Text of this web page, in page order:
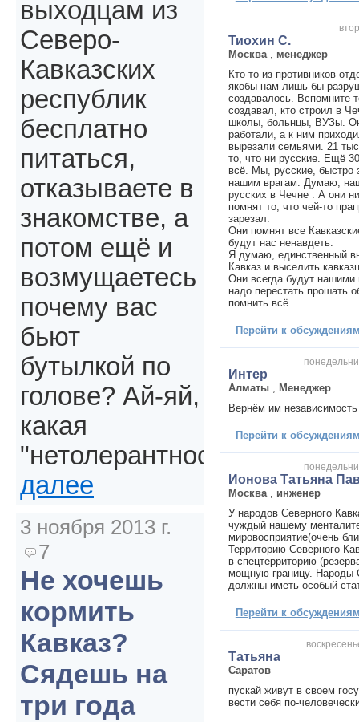
Тиохин С.
Москва
менеджер
Кто-то из противников
якобы нам лишь бы
создавалось. Вспомните
создавал, кто строил в
школы, больнцы, ВУЗы.
работали, а к ним
вырезали семьями. 21
то, что ни русские. Ещё
всё. Мы, русские,
нашим врагам. Думаю,
русских в Чечне . А они
помнят то, что чей-то
зарезал.
Они помнят все
будут нас ненавдеть.
Я думаю, единственный
Кавказ и выселить
Они всегда будут
надо перестать прошать
помнить всё.
Перейти к
Интер
Алматы
Менеджер
Вернём им независимость
Перейти к
Ионова Татьяна
Москва
инженер
У народов Северного
чуждый нашему
мировосприятие(очень
Территорию Северного
в спецтерриторию
мощную границу. Народы
должны иметь особый
Перейти к
Татьяна
Саратов
пускай живут в своем
вести себя по-
выходцам из
Северо-
Кавказских
республик
бесплатно
питаться,
отказываете в
знакомстве, а
потом ещё и
возмущаетесь
почему вас
бьют
бутылкой по
голове? Ай-яй,
какая
"нетолерантность".
далее
3 ноября 2013 г.
7
Не хочешь
кормить
Кавказ?
Сядешь на
три года